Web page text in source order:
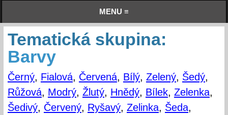
MENU ≡
Tematická skupina:
Barvy
Černý, Fialová, Červená, Bílý, Zelený, Šedý,
Růžová, Modrý, Žlutý, Hnědý, Bílek, Zelenka,
Šedivý, Červený, Ryšavý, Zelinka, Šeda,